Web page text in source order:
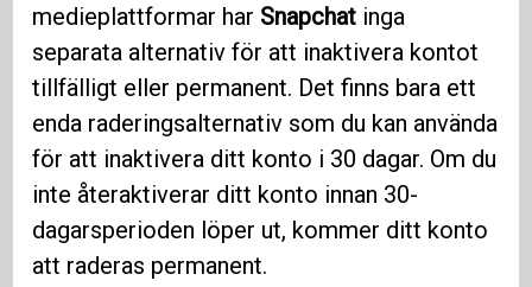
medieplattformar har Snapchat inga
separata alternativ för att inaktivera kontot
tillfälligt eller permanent. Det finns bara ett
enda raderingsalternativ som du kan använda
för att inaktivera ditt konto i 30 dagar. Om du
inte återaktiverar ditt konto innan 30-
dagarsperioden löper ut, kommer ditt konto
att raderas permanent.